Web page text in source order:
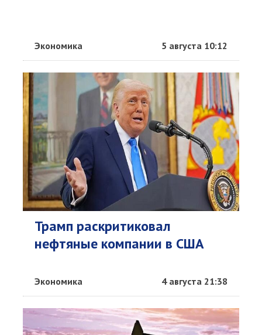
Экономика 5 августа 10:12
Трамп раскритиковал
нефтяные компании в США
Экономика 4 августа 21:38